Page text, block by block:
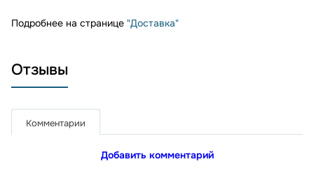
Подробнее на странице "Доставка"
Отзывы
Комментарии
Добавить комментарий